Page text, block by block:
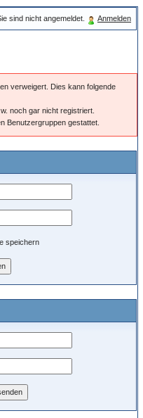
sind nicht angemeldet. Anmelden
verweigert. Dies kann folgende
noch gar nicht registriert.
Benutzergruppen gestattet.
speichern